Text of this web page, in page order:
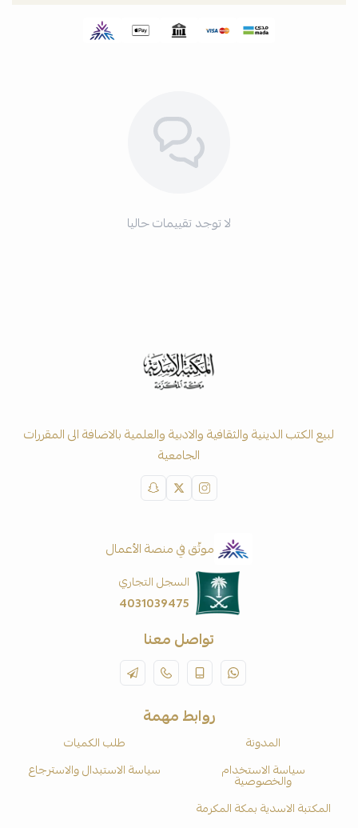
لا توجد تقييمات حاليا
لبيع الكتب الدينية والثقافية والادبية والعلمية بالاضافة الى المقررات
الجامعية
موثّق في منصة الأعمال
السجل التجاري
4031039475
تواصل معنا
روابط مهمة
المدونة
طلب الكميات
سياسة الاستخدام
والخصوصية
سياسة الاستبدال والاسترجاع
المكتبة الاسدية بمكة المكرمة